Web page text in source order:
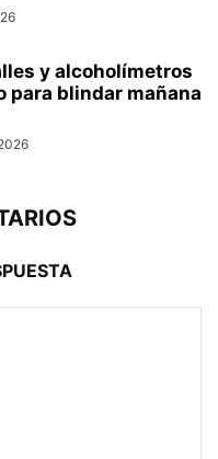
y alcoholímetros
para blindar mañana